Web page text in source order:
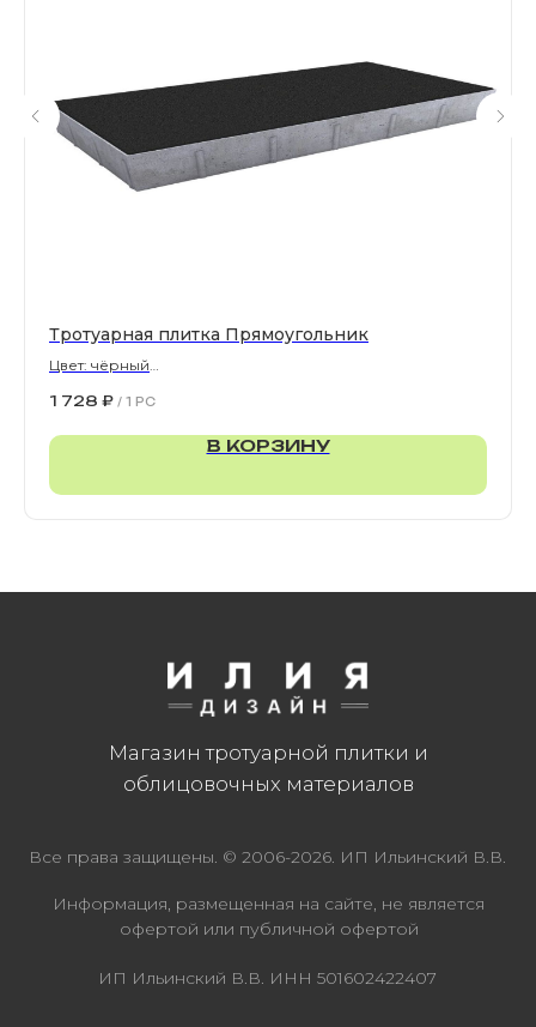
Тротуарная плитка Прямоугольник
Цвет: чёрный
1 728 ₽ / 1 PC
В КОРЗИНУ
ИП Ильинский В.В. ИНН 501602422407
Политика конфиденциальности